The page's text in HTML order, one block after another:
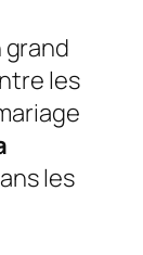
grand
les
les